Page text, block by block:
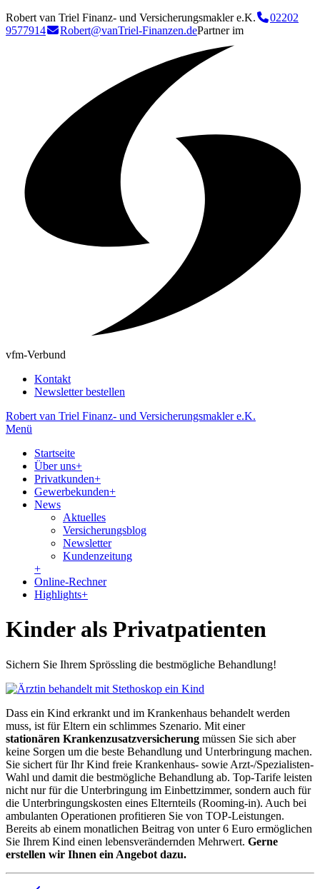
Robert van Triel Finanz- und Versicherungsmakler e.K.
02202
9577914
Robert@vanTriel-Finanzen.dePartner im
vfm-Verbund
Kontakt
Newsletter bestellen
Robert van Triel Finanz- und Versicherungsmakler e.K.
Menü
Startseite
Über uns+
Privatkunden+
Gewerbekunden+
News
Aktuelles
Versicherungsblog
Newsletter
Kundenzeitung
+
Online-Rechner
Highlights+
Kinder als Privatpatienten
Sichern Sie Ihrem Sprössling die bestmögliche Behandlung!
Dass ein Kind erkrankt und im Krankenhaus behandelt werden
muss, ist für Eltern ein schlimmes Szenario. Mit einer
stationären Krankenzusatzversicherung müssen Sie sich aber
keine Sorgen um die beste Behandlung und Unterbringung machen.
Sie sichert für Ihr Kind freie Krankenhaus- sowie Arzt-/Spezialisten-
Wahl und damit die bestmögliche Behandlung ab. Top-Tarife leisten
nicht nur für die Unterbringung im Einbettzimmer, sondern auch für
die Unterbringungskosten eines Elternteils (Rooming-in). Auch bei
ambulanten Operationen profitieren Sie von TOP-Leistungen.
Bereits ab einem monatlichen Beitrag von unter 6 Euro ermöglichen
Sie Ihrem Kind einen lebensverändernden Mehrwert. Gerne
erstellen wir Ihnen ein Angebot dazu.